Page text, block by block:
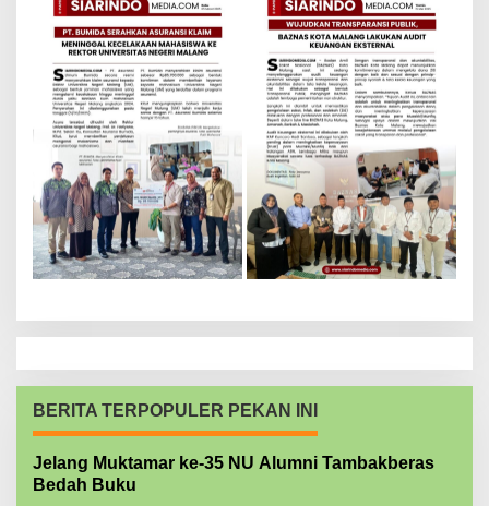
BERITA TERPOPULER PEKAN INI
Jelang Muktamar ke-35 NU Alumni Tambakberas
Bedah Buku